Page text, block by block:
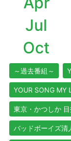
Jul
Oct
～過去番組～
YOUR SONG MY
東京・かつしか
バッドボーイズ清